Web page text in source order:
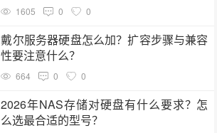
1605 0 0
戴尔服务器硬盘怎么加？扩容步骤与兼容
性要注意什么？
664 0 0
2026年NAS存储对硬盘有什么要求？怎
么选最合适的型号？